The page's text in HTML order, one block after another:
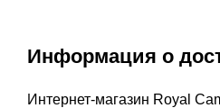
Информация о
Интернет-магазин Royal